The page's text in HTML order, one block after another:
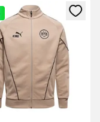
je aan te melden als
een venster om in te